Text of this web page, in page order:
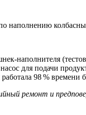
наполнению
для подачи
98 % времени
ремонт и